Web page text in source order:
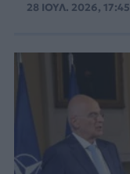
28 ΙΟΥΛ. 2026, 17:45